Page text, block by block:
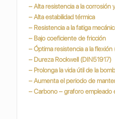
– Alta resistencia a la corrosión
– Alta estabilidad térmica
– Resistencia a la fatiga
– Bajo coeficiente de fricción
– Óptima resistencia a la
– Dureza Rockwell (DIN51917)
– Prolonga la vida útil de la
– Aumenta el periodo de
– Carbono – graforo empleado